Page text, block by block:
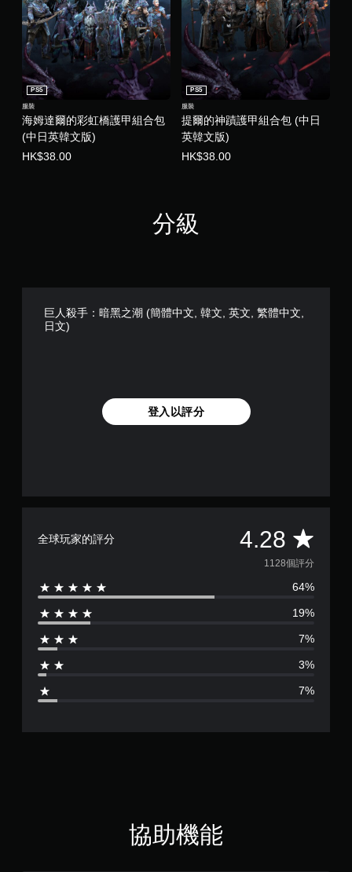
海姆達爾的彩虹橋護甲組合包
(中日英韓文版)
PS5
服裝
HK$38.00
提爾的神蹟護甲組合包 (中日
英韓文版)
PS5
服裝
HK$38.00
分級
巨人殺手：暗黑之潮 (簡體中文, 韓文, 英文, 繁體中文,
日文)
登入以評分
全球玩家的評分 4.28 平
均
評
分
4
2
1128個評分
64%
19%
7%
3%
7%
協助機能
自
適
性
扳
機
即
可
自
戲
。